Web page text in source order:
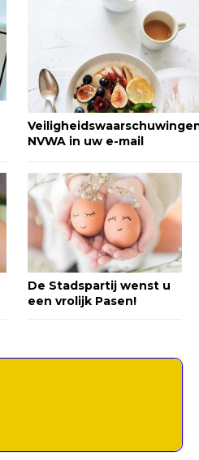
NVWA in uw e-mail
De Stadspartij wenst u
een vrolijk Pasen!